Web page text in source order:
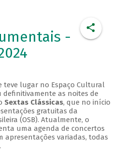
-
teve lugar no Espaço Cultural
definitivamente as noites de
Sextas Clássicas, que no início
gratuitas da
(OSB). Atualmente, o
uma agenda de concertos
apresentações variadas, todas
.